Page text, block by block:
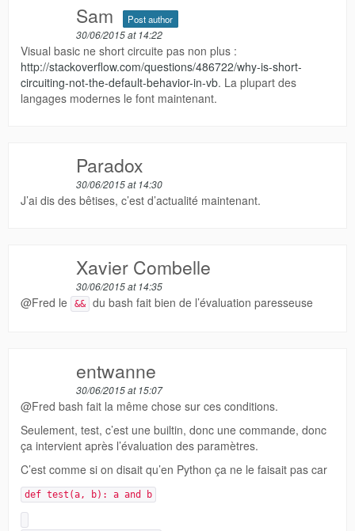
Sam Post author
30/06/2015 at 14:22
Visual basic ne short circuite pas non plus :
http://stackoverflow.com/questions/486722/why-is-short-
circuiting-not-the-default-behavior-in-vb. La plupart des
langages modernes le font maintenant.
Paradox
30/06/2015 at 14:30
J’ai dis des bêtises, c’est d’actualité maintenant.
Xavier Combelle
30/06/2015 at 14:35
@Fred le && du bash fait bien de l’évaluation paresseuse
entwanne
30/06/2015 at 15:07
@Fred bash fait la même chose sur ces conditions.
Seulement, test, c’est une builtin, donc une commande, donc
ça intervient après l’évaluation des paramètres.
C’est comme si on disait qu’en Python ça ne le faisait pas car
def test(a, b): a and b